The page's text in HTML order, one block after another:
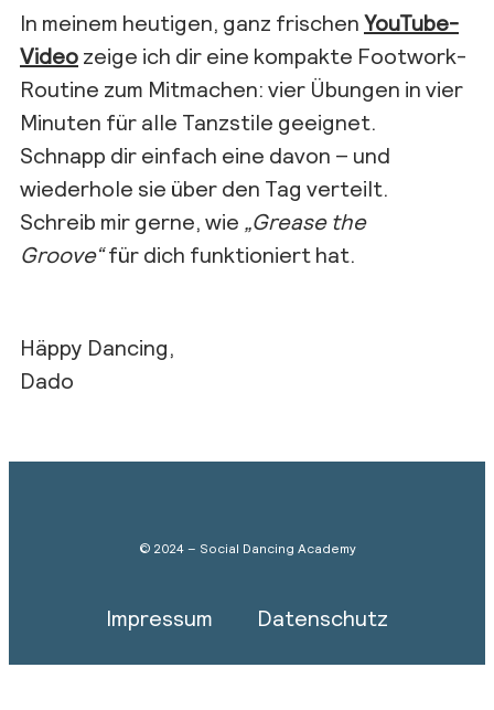
In meinem heutigen, ganz frischen YouTube-
Video zeige ich dir eine kompakte Footwork-
Routine zum Mitmachen: vier Übungen in vier
Minuten für alle Tanzstile geeignet.
Schnapp dir einfach eine davon – und
wiederhole sie über den Tag verteilt.
Schreib mir gerne, wie „Grease the
Groove“für dich funktioniert hat.
Häppy Dancing,
Dado
© 2024 – Social Dancing Academy
Impressum Datenschutz